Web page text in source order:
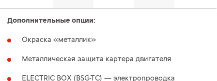
Дополнительные опции:
Окраска «металлик»
Металлическая защита картера двигателя
ELECTRIC BOX (BSG-TC) — электропроводка